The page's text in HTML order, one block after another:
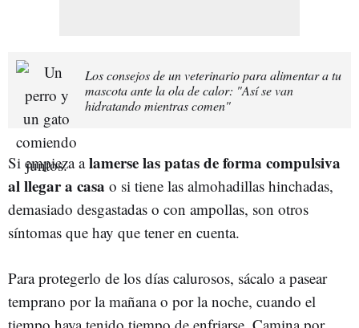
Los consejos de un veterinario para alimentar a tu
mascota ante la ola de calor: "Así se van
hidratando mientras comen"
Si empieza alamerse las patas de forma compulsiva
al llegar a casa o si tiene las almohadillas hinchadas,
demasiado desgastadas o con ampollas, son otros
síntomas que hay que tener en cuenta.
Para protegerlo de los días calurosos, sácalo a pasear
temprano por la mañana o por la noche, cuando el